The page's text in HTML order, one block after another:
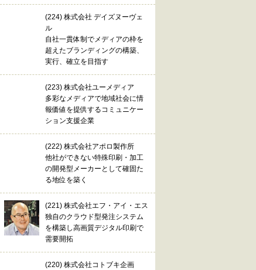
(224) 株式会社 デイズヌーヴェ
ル
自社一貫体制でメディアの枠を
超えたブランディングの構築、
実行、確立を目指す
(223) 株式会社ユーメディア
多彩なメディアで地域社会に情
報価値を提供するコミュニケー
ション支援企業
(222) 株式会社アポロ製作所
他社ができない特殊印刷・加工
の開発型メーカーとして確固た
る地位を築く
(221) 株式会社エフ・アイ・エス
独自のクラウド型発注システム
を構築し高画質デジタル印刷で
需要開拓
(220) 株式会社コトブキ企画